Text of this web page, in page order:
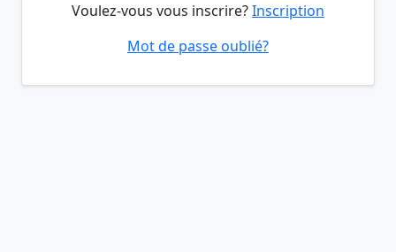
Voulez-vous vous inscrire?Inscription
Mot de passe oublié?